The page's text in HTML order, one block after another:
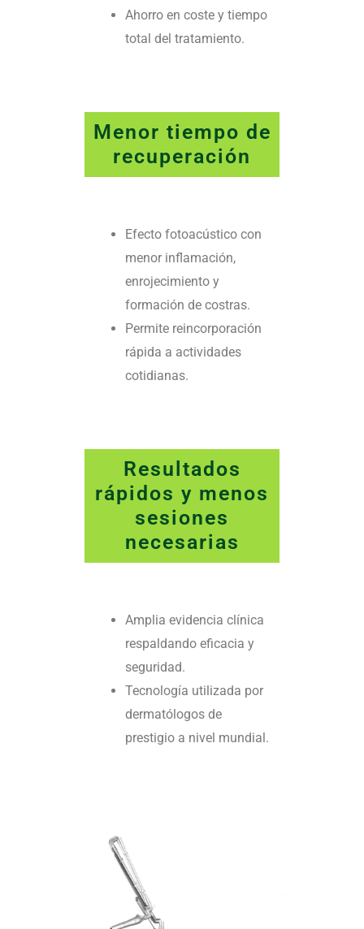
Ahorro en coste y tiempo
total del tratamiento.
Menor tiempo de
recuperación
Efecto fotoacústico con
menor inflamación,
enrojecimiento y
formación de costras.
Permite reincorporación
rápida a actividades
cotidianas.
Resultados
rápidos y menos
sesiones
necesarias
Amplia evidencia clínica
respaldando eficacia y
seguridad.
Tecnología utilizada por
dermatólogos de
prestigio a nivel mundial.